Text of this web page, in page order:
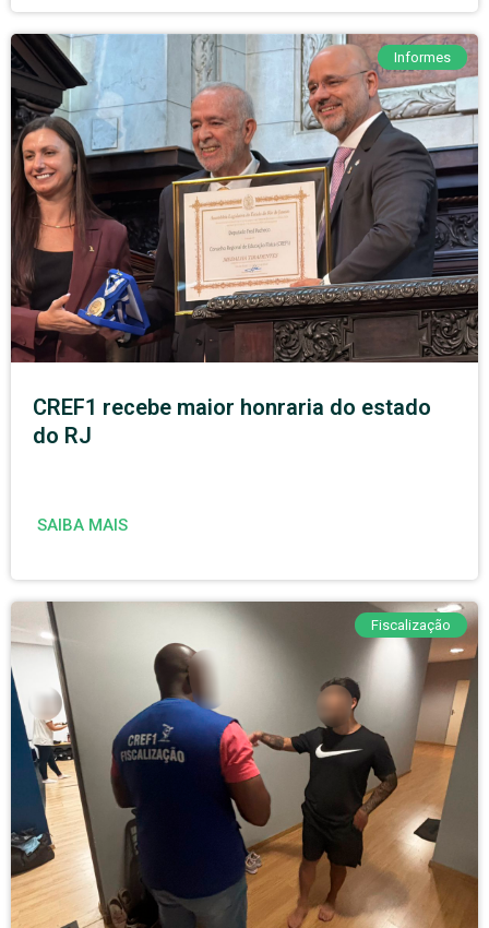
Informes
CREF1 recebe maior honraria do estado
do RJ
SAIBA MAIS
Fiscalização